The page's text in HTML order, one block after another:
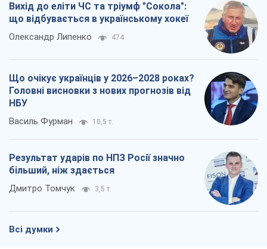
Вихід до еліти ЧС та тріумф "Сокола":
що відбувається в українському хокеї
Олександр Липенко 474
Що очікує українців у 2026–2028 роках?
Головні висновки з нових прогнозів від
НБУ
Василь Фурман 10,5 т.
Результат ударів по НПЗ Росії значно
більший, ніж здається
Дмитро Томчук 3,5 т.
Всі думки